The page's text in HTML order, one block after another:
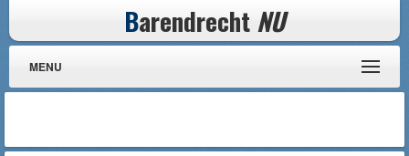
Barendrecht NU
MENU